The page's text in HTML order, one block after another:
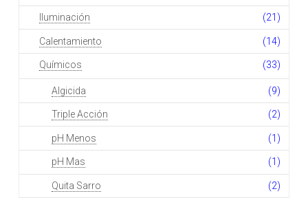
Iluminación (21)
Calentamiento (14)
Químicos (33)
Algicida (9)
Triple Acción (2)
pH Menos (1)
pH Mas (1)
Quita Sarro (2)